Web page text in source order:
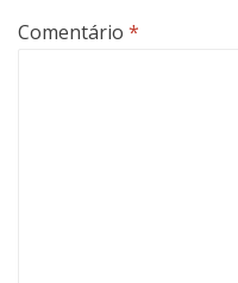
Comentário *